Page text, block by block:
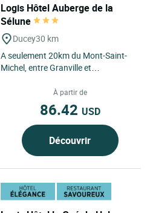
Logis Hôtel Auberge de la
Sélune
Ducey30 km
A seulement 20km du Mont-Saint-
Michel, entre Granville et
vous propose des chambres
À partir de
86.42 USD
Découvrir